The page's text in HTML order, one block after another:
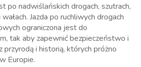
po nadwiślańskich drogach, szutrach,
Jazda po ruchliwych drogach
ograniczona jest do
tak aby zapewnić bezpieczeństwo i
i historią, których próżno
Europie.